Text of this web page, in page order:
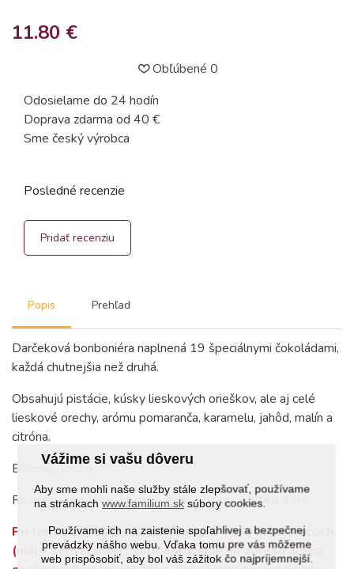
Vážime si vašu dôveru
Aby sme mohli naše služby stále zlepšovať, používame
na stránkachwww.familium.sk súbory cookies.
Používame ich na zaistenie spoľahlivej a bezpečnej
prevádzky nášho webu. Vďaka tomu pre vás môžeme
web prispôsobiť, aby bol váš zážitok čo najpríjemnejší.
11.80 €
Obľúbené 0
Odosielame do 24 hodín
Doprava zdarma od 40 €
Sme český výrobca
Popis Prehľad
Darčeková bonboniéra naplnená 19 špeciálnymi čokoládami,
každá chutnejšia než druhá.
Obsahujú pistácie, kúsky lieskových orieškov, ale aj celé
lieskové orechy, arómu pomaranča, karamelu, jahôd, malín a
citróna.
Balenie: 190 g
Rozmery: cca šírka 21 cm × výška 20 cm × hĺbka 3 cm
Pri tomto produkte odporúčame v teplých mesiacoch
(máj – september) zvoliť doručenie na adresu alebo
Posledné recenzie
Pridať recenziu